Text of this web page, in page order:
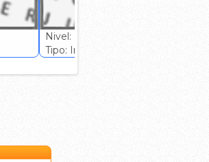
Nivel: (Fácil)
Tipo: Ingenio deductivo :: Gratuito